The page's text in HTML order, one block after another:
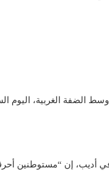
الضفة الغربية، اليوم
أديب، إن “مستوطنين
عقارات